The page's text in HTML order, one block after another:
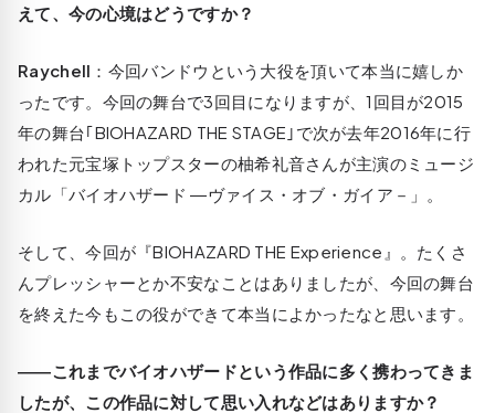
えて、今の心境はどうですか？
Raychell ：今回バンドウという大役を頂いて本当に嬉しか
ったです。今回の舞台で3回目になりますが、1回目が2015
年の舞台｢BIOHAZARD THE STAGE｣で次が去年2016年に行
われた元宝塚トップスターの柚希礼音さんが主演のミュージ
カル「バイオハザード ―ヴァイス・オブ・ガイア－」。
そして、今回が『BIOHAZARD THE Experience』。たくさ
んプレッシャーとか不安なことはありましたが、今回の舞台
を終えた今もこの役ができて本当によかったなと思います。
――これまでバイオハザードという作品に多く携わってきま
したが、この作品に対して思い入れなどはありますか？